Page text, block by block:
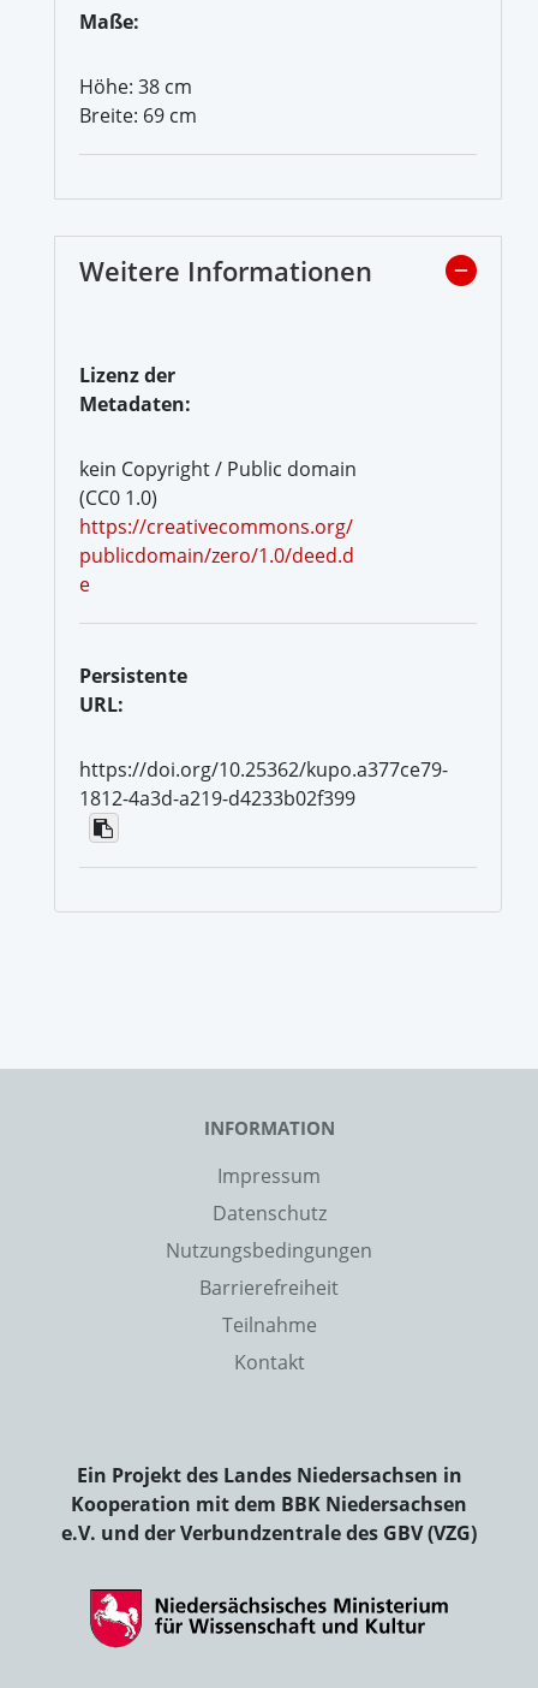
Maße:
Höhe: 38 cm
Breite: 69 cm
Weitere Informationen
Lizenz der
Metadaten:
kein Copyright / Public domain
(CC0 1.0)
https://creativecommons.org/
publicdomain/zero/1.0/deed.d
e
Persistente
URL:
https://doi.org/10.25362/kupo.a377ce79-
1812-4a3d-a219-d4233b02f399
INFORMATION
Impressum
Datenschutz
Nutzungsbedingungen
Barrierefreiheit
Teilnahme
Kontakt
Ein Projekt des Landes Niedersachsen in
Kooperation mit dem BBK Niedersachsen
e.V. und der Verbundzentrale des GBV (VZG)